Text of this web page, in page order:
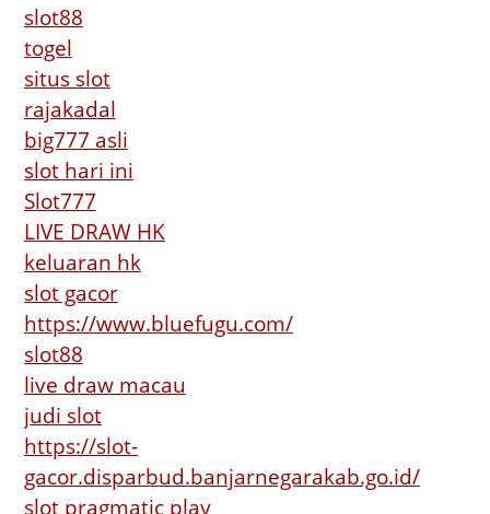
slot88
togel
situs slot
rajakadal
big777 asli
slot hari ini
Slot777
LIVE DRAW HK
keluaran hk
slot gacor
https://www.bluefugu.com/
slot88
live draw macau
judi slot
https://slot-
gacor.disparbud.banjarnegarakab.go.id/
slot pragmatic play